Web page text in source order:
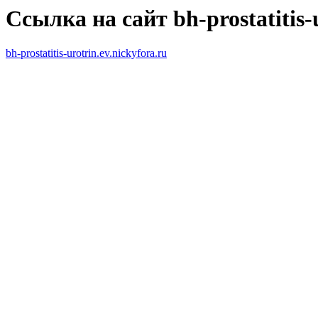
Ссылка на сайт bh-
bh-prostatitis-urotrin.ev.nickyfora.ru